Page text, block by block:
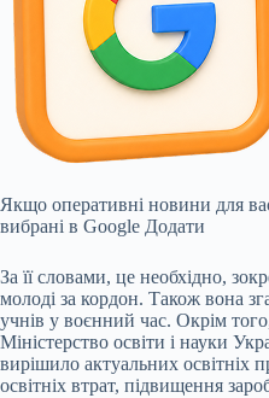
Якщо оперативні новини для
вибрані в Google Додати
За її словами, це необхідно,
молоді за кордон. Також вона
учнів у воєнний час. Окрім
Міністерство освіти і науки
вирішило актуальних освітніх
освітніх втрат, підвищення